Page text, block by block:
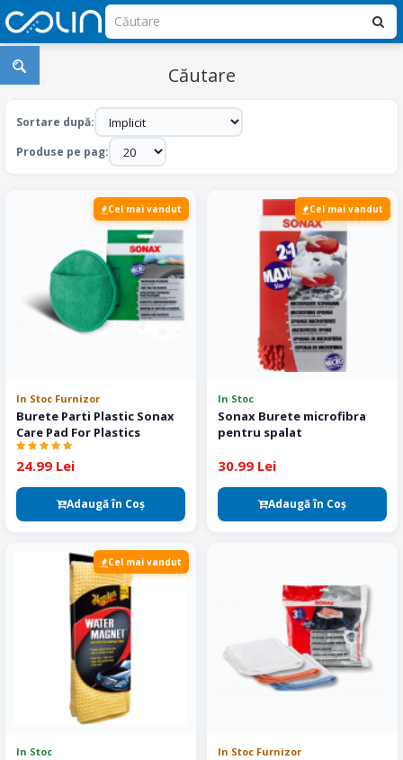
Căutare
Sortare după:
Produse pe pag:
Cel mai vandut
In Stoc Furnizor
Burete Parti Plastic Sonax
Care Pad For Plastics
24.99 Lei
Adaugă în Coş
Cel mai vandut
In Stoc
Sonax Burete microfibra
pentru spalat
30.99 Lei
Adaugă în Coş
Cel mai vandut
In Stoc In Stoc Furnizor